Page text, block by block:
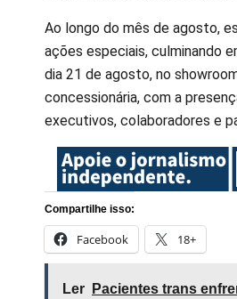
Ao longo do mês de agosto,
ações especiais, culminando
dia 21 de agosto, no
concessionária, com a
executivos, colaboradores e
Compartilhe isso:
Facebook 18+
Ler
Pacientes trans